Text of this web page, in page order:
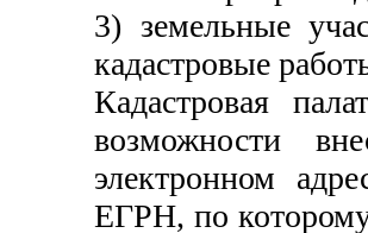
3) земельные
кадастровые
Кадастровая
возможности
электронном
ЕГРН, по которому